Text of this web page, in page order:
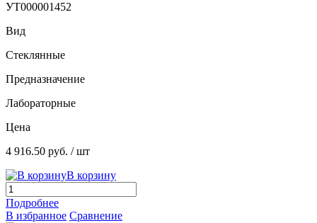
УТ000001452
Вид
Стеклянные
Предназначение
Лабораторные
Цена
4 916.50 руб. / шт
В корзину
Подробнее
В избранное Сравнение